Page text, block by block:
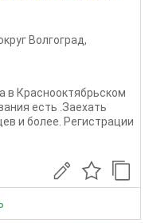
Волгоград,
в Краснооктябрьском
есть .Заехать
и более. Регистрации